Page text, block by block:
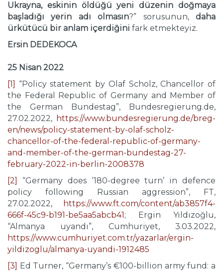
Ukrayna, eskinin öldüğü yeni düzenin doğmaya
başladığı yerin adı olmasın?” sorusunun,daha
ürkütücü bir anlam içerdiğini fark etmekteyiz.
Ersin DEDEKOCA
25 Nisan 2022
[1] “Policy statement by Olaf Scholz, Chancellor of
the Federal Republic of Germany and Member of
the German Bundestag”, Bundesregierung.de,
27.02.2022, https://www.bundesregierung.de/breg-
en/news/policy-statement-by-olaf-scholz-
chancellor-of-the-federal-republic-of-germany-
and-member-of-the-german-bundestag-27-
february-2022-in-berlin-2008378
[2]
“Germany does ‘180-degree turn’ in defence
policy following Russian aggression”, FT,
27.02.2022,
https://www.ft.com/content/ab3857f4-
666f-45c9-b191-be5aa5abcb41; Ergin Yıldızoğlu,
“Almanya uyandı”, Cumhuriyet, 3.03.2022,
https://www.cumhuriyet.com.tr/yazarlar/ergin-
yildizoglu/almanya-uyandi-1912485
[3] Ed Turner, “Germany’s €100-billion army fund: a